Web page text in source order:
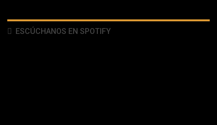
ESCÚCHANOS EN SPOTIFY